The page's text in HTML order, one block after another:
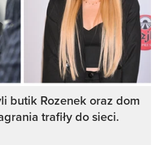
butik Rozenek oraz dom
trafiły do sieci.